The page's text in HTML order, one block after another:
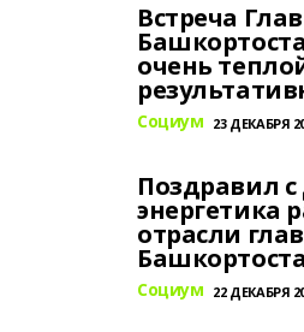
Встреча
очень
Социум 23 ДЕКАБРЯ
Поздравил
энергетика
отрасли
Социум 22 ДЕКАБРЯ